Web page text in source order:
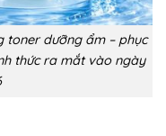
toner dưỡng ẩm – phục
thức ra mắt vào ngày